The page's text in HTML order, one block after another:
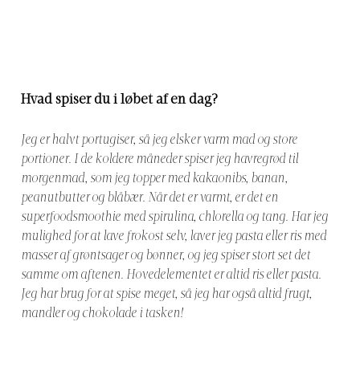
Hvad spiser du i løbet af en dag?
Jeg er halvt portugiser, så jeg elsker varm mad og store
portioner. I de koldere måneder spiser jeg havregrød til
morgenmad, som jeg topper med kakaonibs, banan,
peanutbutter og blåbær. Når det er varmt, er det en
superfoodsmoothie med spirulina, chlorella og tang. Har jeg
mulighed for at lave frokost selv, laver jeg pasta eller ris med
masser af grøntsager og bønner, og jeg spiser stort set det
samme om aftenen. Hovedelementet er altid ris eller pasta.
Jeg har brug for at spise meget, så jeg har også altid frugt,
mandler og chokolade i tasken!